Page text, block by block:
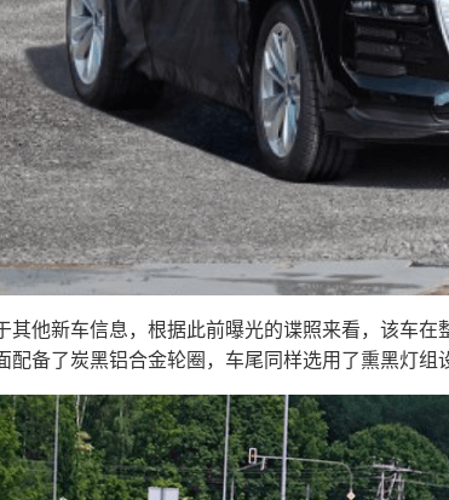
其他新车信息，根据此前曝光的谍照来看，该车
配备了炭黑铝合金轮圈，车尾同样选用了熏黑灯组